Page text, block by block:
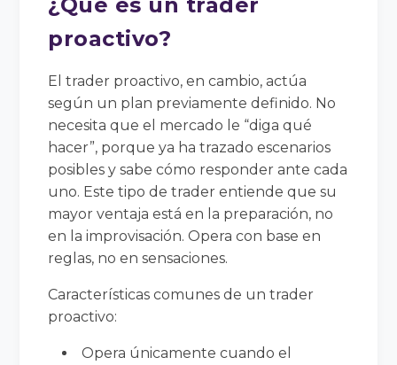
proactivo?
El trader proactivo, en cambio, actúa
según un plan previamente definido. No
necesita que el mercado le “diga qué
hacer”, porque ya ha trazado escenarios
posibles y sabe cómo responder ante cada
uno. Este tipo de trader entiende que su
mayor ventaja está en la preparación, no
en la improvisación. Opera con base en
reglas, no en sensaciones.
Características comunes de un trader
proactivo:
Opera únicamente cuando el